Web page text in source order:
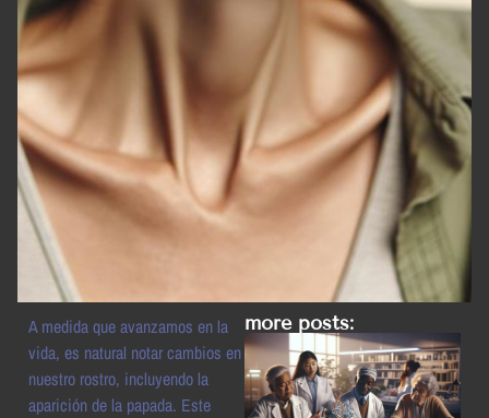
A medida que avanzamos en la
vida, es natural notar cambios en
nuestro rostro, incluyendo la
aparición de la papada. Este
more posts: